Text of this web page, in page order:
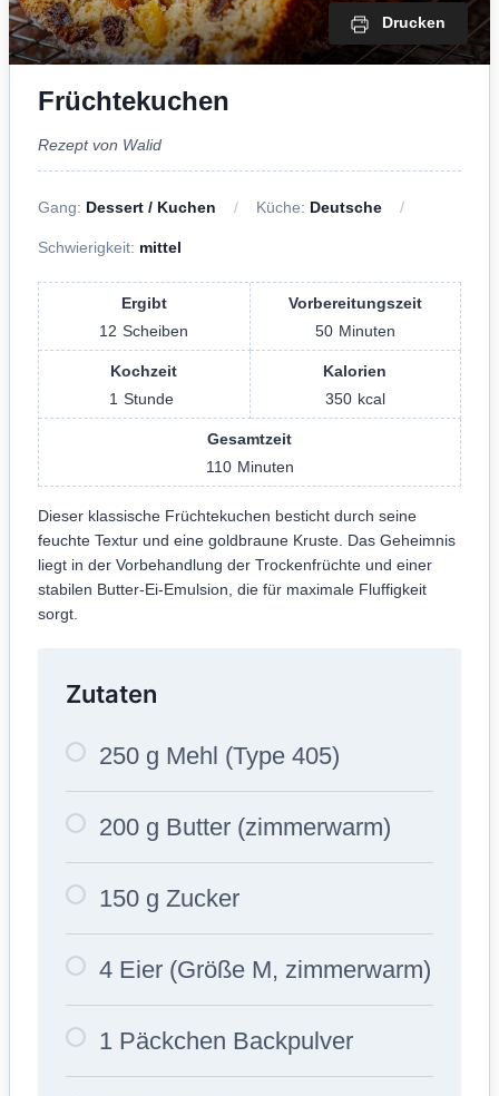
Drucken
Früchtekuchen
Rezept von Walid
Gang: Dessert / Kuchen Küche: Deutsche
Schwierigkeit: mittel
Ergibt
12 Scheiben
Vorbereitungszeit
50 Minuten
Kochzeit
1 Stunde
Kalorien
350 kcal
Gesamtzeit
110 Minuten
Dieser klassische Früchtekuchen besticht durch seine
feuchte Textur und eine goldbraune Kruste. Das Geheimnis
liegt in der Vorbehandlung der Trockenfrüchte und einer
stabilen Butter-Ei-Emulsion, die für maximale Fluffigkeit
sorgt.
Zutaten
250 g Mehl (Type 405)
200 g Butter (zimmerwarm)
150 g Zucker
4 Eier (Größe M, zimmerwarm)
1 Päckchen Backpulver